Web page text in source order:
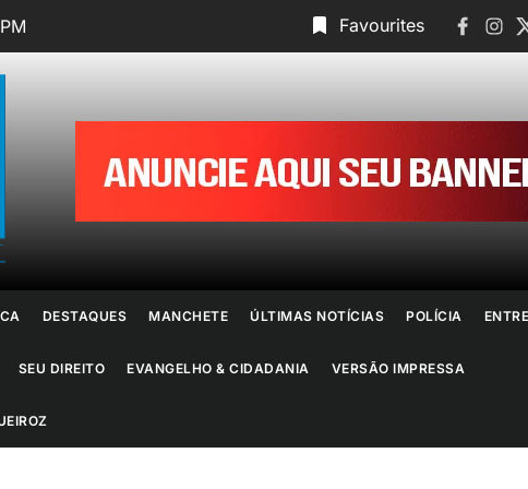
Favourites
Jornal
do
Rio
de
Janeiro
DESTAQUES MANCHETE ÚLTIMAS NOTÍCIAS POLÍCIA
SEU DIREITO EVANGELHO & CIDADANIA VERSÃO IMPRESSA